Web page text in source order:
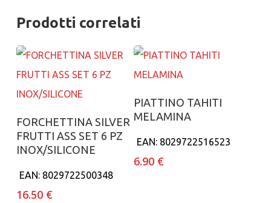
Prodotti correlati
Aggiungi al carrello
FORCHETTINA SILVER
FRUTTI ASS SET 6 PZ
INOX/SILICONE
EAN: 8029722500348
16.50 €
Aggiungi al carrello
PIATTINO TAHITI
MELAMINA
EAN: 8029722516523
6.90 €